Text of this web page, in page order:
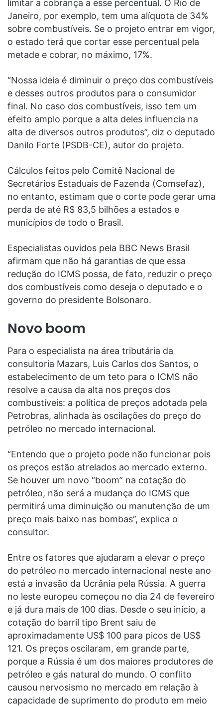
limitar a cobrança a esse percentual. O Rio de
Janeiro, por exemplo, tem uma alíquota de 34%
sobre combustíveis. Se o projeto entrar em vigor,
o estado terá que cortar esse percentual pela
metade e cobrar, no máximo, 17%.
“Nossa ideia é diminuir o preço dos combustíveis
e desses outros produtos para o consumidor
final. No caso dos combustíveis, isso tem um
efeito amplo porque a alta deles influencia na
alta de diversos outros produtos”, diz o deputado
Danilo Forte (PSDB-CE), autor do projeto.
Cálculos feitos pelo Comitê Nacional de
Secretários Estaduais de Fazenda (Comsefaz),
no entanto, estimam que o corte pode gerar uma
perda de até R$ 83,5 bilhões a estados e
municípios de todo o Brasil.
Especialistas ouvidos pela BBC News Brasil
afirmam que não há garantias de que essa
redução do ICMS possa, de fato, reduzir o preço
dos combustíveis como deseja o deputado e o
governo do presidente Bolsonaro.
Novo boom
Para o especialista na área tributária da
consultoria Mazars, Luis Carlos dos Santos, o
estabelecimento de um teto para o ICMS não
resolve a causa da alta nos preços dos
combustíveis: a política de preços adotada pela
Petrobras, alinhada às oscilações do preço do
petróleo no mercado internacional.
“Entendo que o projeto pode não funcionar pois
os preços estão atrelados ao mercado externo.
Se houver um novo “boom” na cotação do
petróleo, não será a mudança do ICMS que
permitirá uma diminuição ou manutenção de um
preço mais baixo nas bombas”, explica o
consultor.
Entre os fatores que ajudaram a elevar o preço
do petróleo no mercado internacional neste ano
está a invasão da Ucrânia pela Rússia. A guerra
no leste europeu começou no dia 24 de fevereiro
e já dura mais de 100 dias. Desde o seu início, a
cotação do barril tipo Brent saiu de
aproximadamente US$ 100 para picos de US$
121. Os preços oscilaram, em grande parte,
porque a Rússia é um dos maiores produtores de
petróleo e gás natural do mundo. O conflito
causou nervosismo no mercado em relação à
capacidade de suprimento do produto em meio